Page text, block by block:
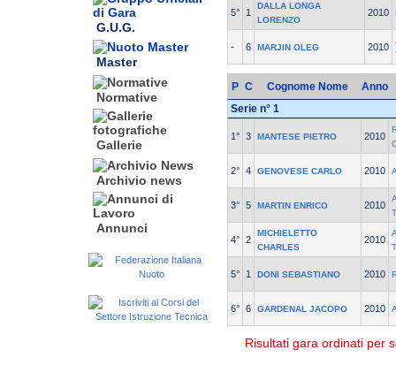
G.U.G.
Master
Normative
Gallerie
Archivio news
Annunci
5° 1
DALLA LONGA
LORENZO
2010
- 6 MARJIN OLEG 2010
P C Cognome Nome
Anno
Serie n° 1
1° 3 MANTESE PIETRO 2010
2° 4 GENOVESE CARLO 2010
3° 5 MARTIN ENRICO 2010
4° 2
MICHIELETTO
CHARLES
2010
5° 1 DONI SEBASTIANO 2010
6° 6 GARDENAL JACOPO 2010
Risultati gara ordinati per